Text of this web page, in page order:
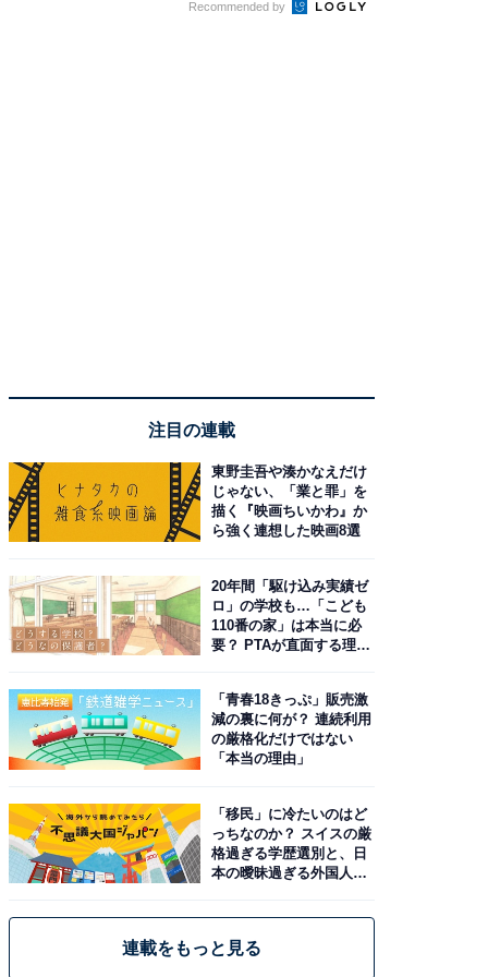
Recommended by
注目の連載
東野圭吾や湊かなえだけ
じゃない、「業と罪」を
描く『映画ちいかわ』か
ら強く連想した映画8選
20年間「駆け込み実績ゼ
ロ」の学校も…「こども
110番の家」は本当に必
要？ PTAが直面する理想
「青春18きっぷ」販売激
減の裏に何が？ 連続利用
の厳格化だけではない
「本当の理由」
「移民」に冷たいのはど
っちなのか？ スイスの厳
格過ぎる学歴選別と、日
本の曖昧過ぎる外国人政
連載をもっと見る